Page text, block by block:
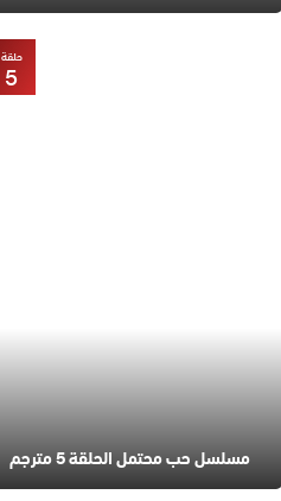
مسلسل حب محتمل الحلقة 5 مترجم
حلقة
5